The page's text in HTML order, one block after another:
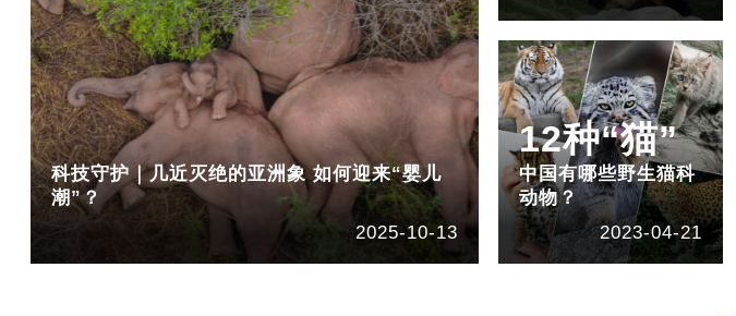
科技守护｜几近灭绝的亚洲象 如何迎来“婴儿
潮”？
2025-10-13
12种“猫”
中国有哪些野生猫科
动物？
2023-04-21